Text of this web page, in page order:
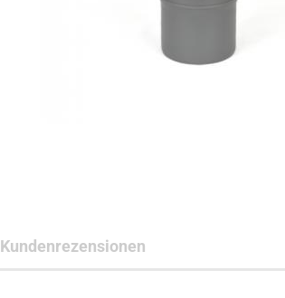
Kundenrezensionen